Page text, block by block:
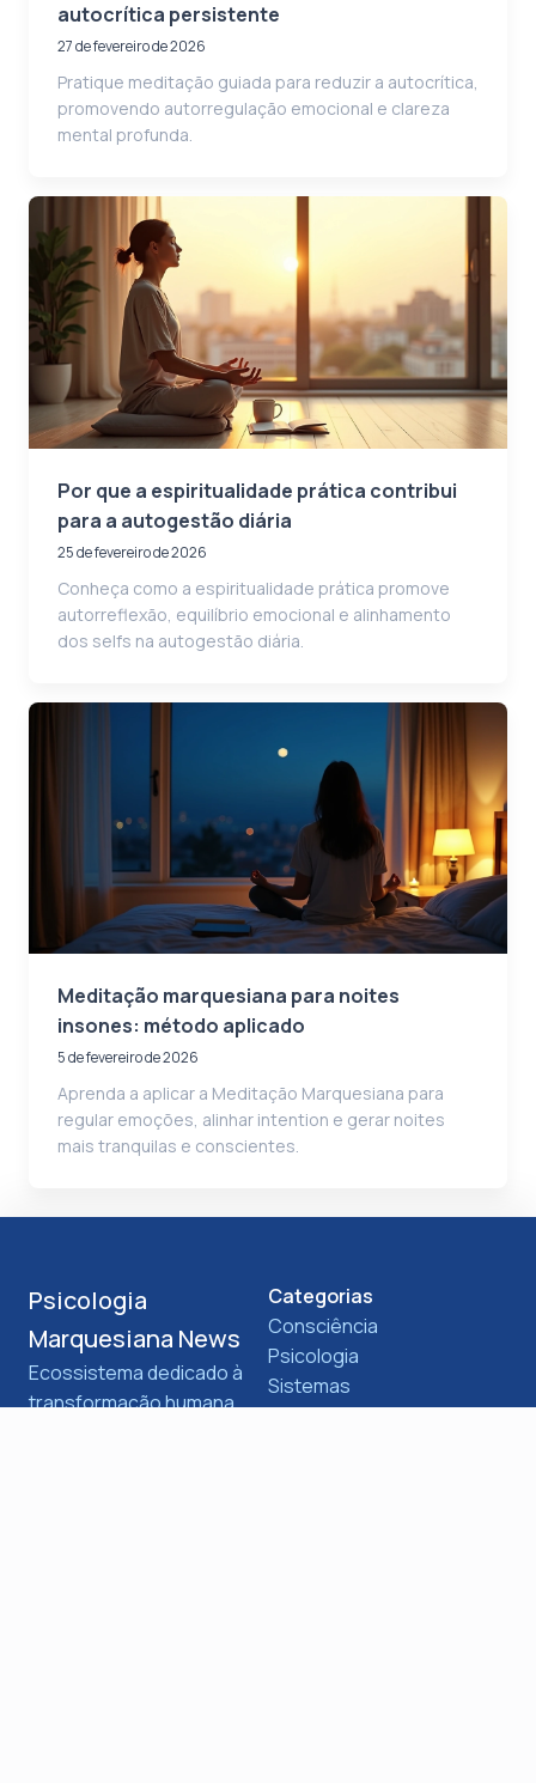
autocrítica persistente
27 de fevereiro de 2026
Pratique meditação guiada para reduzir a autocrítica,
promovendo autorregulação emocional e clareza
mental profunda.
Por que a espiritualidade prática contribui
para a autogestão diária
25 de fevereiro de 2026
Conheça como a espiritualidade prática promove
autorreflexão, equilíbrio emocional e alinhamento
dos selfs na autogestão diária.
Meditação marquesiana para noites
insones: método aplicado
5 de fevereiro de 2026
Aprenda a aplicar a Meditação Marquesiana para
regular emoções, alinhar intention e gerar noites
mais tranquilas e conscientes.
Psicologia
Marquesiana News
Ecossistema dedicado à
transformação humana
Categorias
Consciência
Psicologia
Sistemas
Meditação